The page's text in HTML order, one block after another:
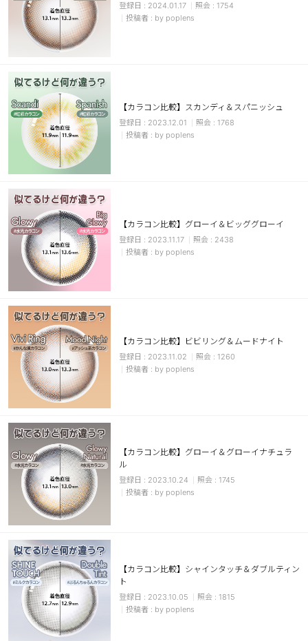
ハロウィンカラコン
ケア用品
レビュー
EYEしてる
総合掲示板
カスタマーサービス
ショッピングガイド
アプリダウンロード
INSTAGRAM TWITTER
2024.01.17
1754
by poplens
【カラコン比較】スカンディ＆スパニッシュ
2023.12.01
1768
by poplens
【カラコン比較】グローイ＆ビッググローイ
2023.11.17
2438
by poplens
【カラコン比較】ビビリング＆ムードナイト
2023.11.02
1260
by poplens
【カラコン比較】グローイ＆グローイナチュラ
ル
2023.10.24
1745
by poplens
【カラコン比較】シャインタッチ＆ダブルティン
ト
2023.10.05
1815
by poplens